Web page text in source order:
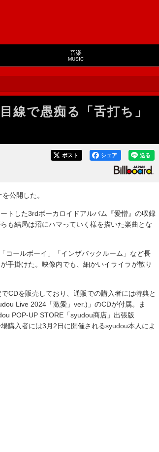
音楽
MUSIC
線で愚痴る「舌打ち」
送る
シェア
ポスト
公開した。
トした3rdボーカロイドアルバム『愛憎』の収録
も結局は沼にハマっていく様を描いた楽曲とな
ールボーイ」「インザバックルーム」など長
手掛けた。映像内でも、細かいイライラが散り
CDを販売しており、通販での購入者には特典と
Live 2024「激愛」ver.)」のCDが付属。ま
POP-UP STORE「syudou商店」出張版
購入者には3月2日に開催されるsyudou本人によ